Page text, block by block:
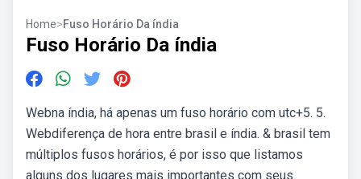
Home>Fuso Horário Da índia
Fuso Horário Da índia
Webna índia, há apenas um fuso horário com utc+5. 5.
Webdiferença de hora entre brasil e índia. & brasil tem
múltiplos fusos horários, é por isso que listamos
alguns dos lugares mais importantes com seus